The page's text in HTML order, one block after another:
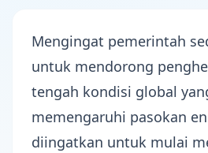
Mengingat pemerintah
untuk mendorong
tengah kondisi global
memengaruhi pasokan
diingatkan untuk mulai